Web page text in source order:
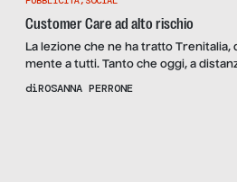
Customer Care ad alto rischio
La lezione che ne ha tratto Trenitalia,
mente a tutti. Tanto che oggi, a
comunicazione è poco incline a
diROSANNA PERRONE